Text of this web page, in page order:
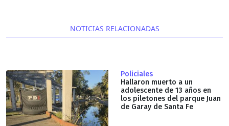
NOTICIAS RELACIONADAS
Policiales
Hallaron muerto a un
adolescente de 13 años en
los piletones del parque Juan
de Garay de Santa Fe